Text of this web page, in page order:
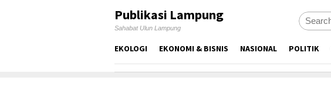
Publikasi Lampung
Sahabat Ulun Lampung
EKOLOGI EKONOMI & BISNIS NASIONAL POLITIK